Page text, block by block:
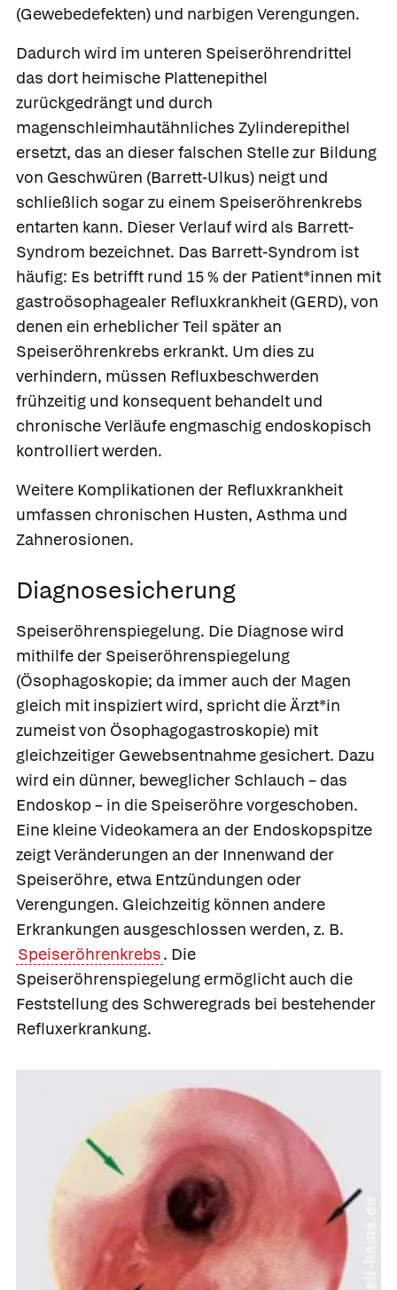
(Gewebedefekten) und narbigen Verengungen.
Dadurch wird im unteren Speiseröhrendrittel
das dort heimische Plattenepithel
zurückgedrängt und durch
magenschleimhautähnliches Zylinderepithel
ersetzt, das an dieser falschen Stelle zur Bildung
von Geschwüren (Barrett-Ulkus) neigt und
schließlich sogar zu einem Speiseröhrenkrebs
entarten kann. Dieser Verlauf wird als Barrett-
Syndrom bezeichnet. Das Barrett-Syndrom ist
häufig: Es betrifft rund 15 % der Patient*innen mit
gastroösophagealer Refluxkrankheit (GERD), von
denen ein erheblicher Teil später an
Speiseröhrenkrebs erkrankt. Um dies zu
verhindern, müssen Refluxbeschwerden
frühzeitig und konsequent behandelt und
chronische Verläufe engmaschig endoskopisch
kontrolliert werden.
Weitere Komplikationen der Refluxkrankheit
umfassen chronischen Husten, Asthma und
Zahnerosionen.
Diagnosesicherung
Speiseröhrenspiegelung. Die Diagnose wird
mithilfe der Speiseröhrenspiegelung
(Ösophagoskopie; da immer auch der Magen
gleich mit inspiziert wird, spricht die Ärzt*in
zumeist von Ösophagogastroskopie) mit
gleichzeitiger Gewebsentnahme gesichert. Dazu
wird ein dünner, beweglicher Schlauch – das
Endoskop – in die Speiseröhre vorgeschoben.
Eine kleine Videokamera an der Endoskopspitze
zeigt Veränderungen an der Innenwand der
Speiseröhre, etwa Entzündungen oder
Verengungen. Gleichzeitig können andere
Erkrankungen ausgeschlossen werden, z. B.
Speiseröhrenkrebs. Die
Speiseröhrenspiegelung ermöglicht auch die
Feststellung des Schweregrads bei bestehender
Refluxerkrankung.